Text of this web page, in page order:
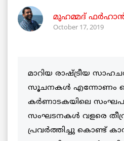
മുഹമ്മദ്
October 17, 2019
മാറിയ രാഷ്ട്രീയ
സൂചനകള്‍ എന്നോണം
കർണാടകയിലെ
സംഘടനകൾ വളരെ
പ്രവർത്തിച്ചു കൊണ്ട്